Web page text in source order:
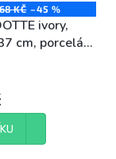
KČ –45 %
ivory,
cm, porcelán